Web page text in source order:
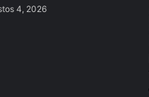
4, 2026